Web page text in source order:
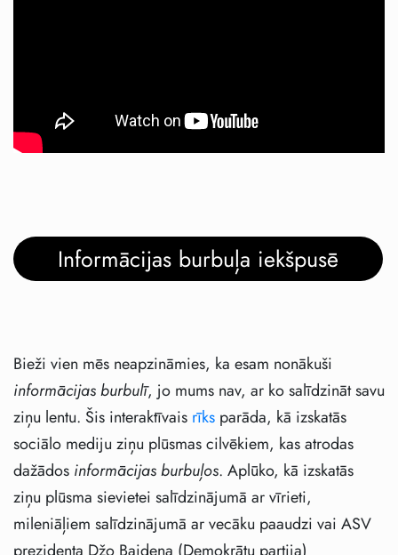
Informācijas burbuļa iekšpusē
Bieži vien mēs neapzināmies, ka esam nonākuši
informācijas burbulī, jo mums nav, ar ko salīdzināt savu
ziņu lentu. Šis interaktīvais rīks parāda, kā izskatās
sociālo mediju ziņu plūsmas cilvēkiem, kas atrodas
dažādos informācijas burbuļos. Aplūko, kā izskatās
ziņu plūsma sievietei salīdzinājumā ar vīrieti,
mileniāļiem salīdzinājumā ar vecāku paaudzi vai ASV